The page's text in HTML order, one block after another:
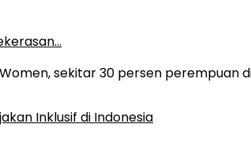
sekitar 30 persen perempuan